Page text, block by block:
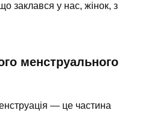
заклався у нас, жінок, з
менструального
— це частина